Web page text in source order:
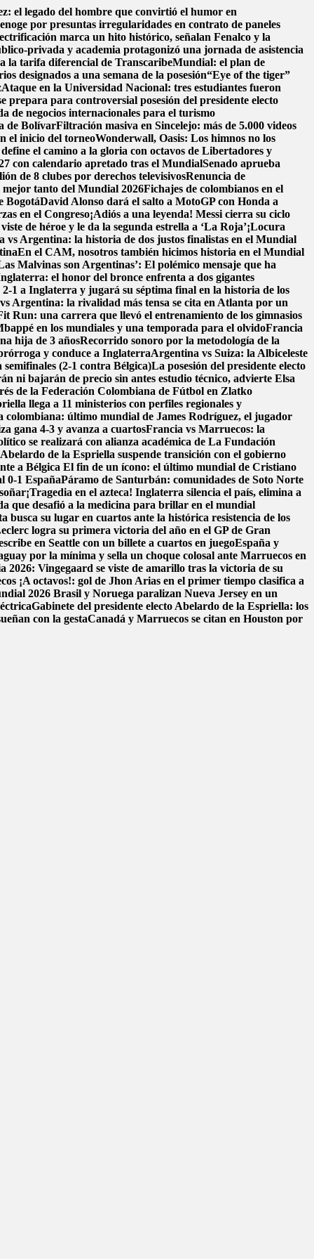
el legado del hombre que convirtió el humor en
por presuntas irregularidades en contrato de paneles
marca un hito histórico, señalan Fenalco y la
privada y academia protagonizó una jornada de asistencia
la tarifa diferencial de TranscaribeMundial: el plan de
designados a una semana de la posesión“Eye of the tiger”
Ataque en la Universidad Nacional: tres estudiantes fueron
prepara para controversial posesión del presidente electo
de negocios internacionales para el turismo
de BolívarFiltración masiva en Sincelejo: más de 5.000 videos
el inicio del torneoWonderwall, Oasis: Los himnos no los
el camino a la gloria con octavos de Libertadores y
con calendario apretado tras el MundialSenado aprueba
de 8 clubes por derechos televisivosRenuncia de
mejor tanto del Mundial 2026Fichajes de colombianos en el
BogotáDavid Alonso dará el salto a MotoGP con Honda a
en el Congreso¡Adiós a una leyenda! Messi cierra su ciclo
de héroe y le da la segunda estrella a ‘La Roja’¡Locura
vs Argentina: la historia de dos justos finalistas en el Mundial
En el CAM, nosotros también hicimos historia en el Mundial
Malvinas son Argentinas’: El polémico mensaje que ha
el honor del bronce enfrenta a dos gigantes
1 a Inglaterra y jugará su séptima final en la historia de los
Argentina: la rivalidad más tensa se cita en Atlanta por un
Run: una carrera que llevó el entrenamiento de los gimnasios
en los mundiales y una temporada para el olvidoFrancia
hija de 3 añosRecorrido sonoro por la metodología de la
y conduce a InglaterraArgentina vs Suiza: la Albiceleste
(2-1 contra Bélgica)La posesión del presidente electo
ni bajarán de precio sin antes estudio técnico, advierte Elsa
de la Federación Colombiana de Fútbol en Zlatko
llega a 11 ministerios con perfiles regionales y
colombiana: último mundial de James Rodríguez, el jugador
gana 4-3 y avanza a cuartosFrancia vs Marruecos: la
se realizará con alianza académica de La Fundación
de la Espriella suspende transición con el gobierno
a Bélgica El fin de un ícono: el último mundial de Cristiano
0-1 EspañaPáramo de Santurbán: comunidades de Soto Norte
¡Tragedia en el azteca! Inglaterra silencia el país, elimina a
que desafió a la medicina para brillar en el mundial
busca su lugar en cuartos ante la histórica resistencia de los
logra su primera victoria del año en el GP de Gran
en Seattle con un billete a cuartos en juegoEspaña y
por la mínima y sella un choque colosal ante Marruecos en
2026: Vingegaard se viste de amarillo tras la victoria de su
¡A octavos!: gol de Jhon Arias en el primer tiempo clasifica a
2026 Brasil y Noruega paralizan Nueva Jersey en un
Gabinete del presidente electo Abelardo de la Espriella: los
con la gestaCanadá y Marruecos se citan en Houston por